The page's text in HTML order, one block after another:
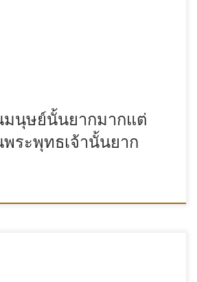
มนุษย์นั้นยากมากแต่
พระพุทธเจ้านั้นยาก